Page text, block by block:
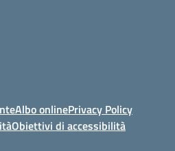
Albo onlinePrivacy Policy
Obiettivi di accessibilità